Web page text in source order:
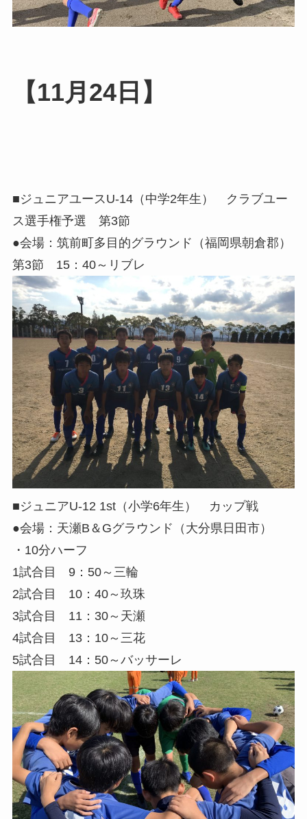
【11月24日】
■ジュニアユースU-14（中学2年生） クラブユー
ス選手権予選 第3節
●会場：筑前町多目的グラウンド（福岡県朝倉郡）
第3節 15：40～リブレ
■ジュニアU-12 1st（小学6年生） カップ戦
●会場：天瀬B＆Gグラウンド（大分県日田市）
・10分ハーフ
1試合目 9：50～三輪
2試合目 10：40～玖珠
3試合目 11：30～天瀬
4試合目 13：10～三花
5試合目 14：50～バッサーレ